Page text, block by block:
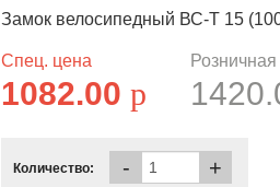
Замок велосипедный ВС-Т 15
Спец. цена
1082.00p
Количество: - +